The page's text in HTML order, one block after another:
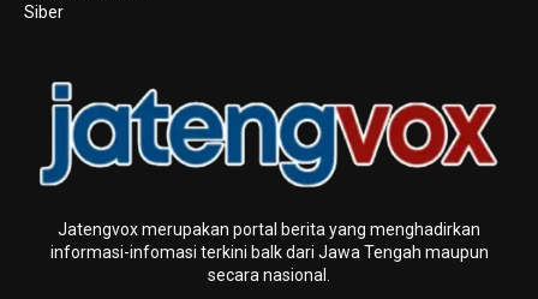
Siber
Jatengvox merupakan portal berita yang menghadirkan
informasi-infomasi terkini baIk dari Jawa Tengah maupun
secara nasional.